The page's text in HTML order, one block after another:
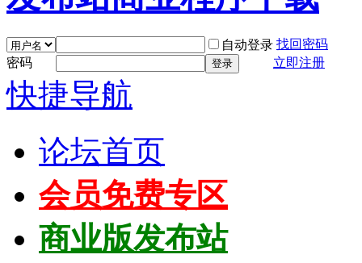
自动登录 找回密码
密码
登录 立即注册
快捷导航
论坛首页
会员免费专区
商业版发布站